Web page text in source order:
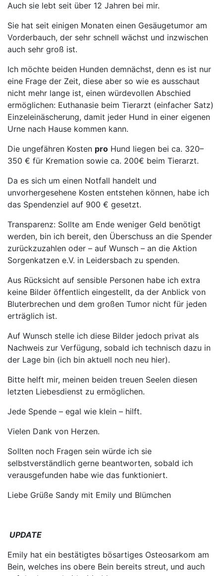
Auch sie lebt seit über 12 Jahren bei mir.
Sie hat seit einigen Monaten einen Gesäugetumor am
Vorderbauch, der sehr schnell wächst und inzwischen
auch sehr groß ist.
Ich möchte beiden Hunden demnächst, denn es ist nur
eine Frage der Zeit, diese aber so wie es ausschaut
nicht mehr lange ist, einen würdevollen Abschied
ermöglichen: Euthanasie beim Tierarzt (einfacher Satz)
Einzeleinäscherung, damit jeder Hund in einer eigenen
Urne nach Hause kommen kann.
Die ungefähren Kosten pro Hund liegen bei ca. 320–
350 € für Kremation sowie ca. 200€ beim Tierarzt.
Da es sich um einen Notfall handelt und
unvorhergesehene Kosten entstehen können, habe ich
das Spendenziel auf 900 € gesetzt.
Transparenz: Sollte am Ende weniger Geld benötigt
werden, bin ich bereit, den Überschuss an die Spender
zurückzuzahlen oder – auf Wunsch – an die Aktion
Sorgenkatzen e.V. in Leidersbach zu spenden.
Aus Rücksicht auf sensible Personen habe ich extra
keine Bilder öffentlich eingestellt, da der Anblick von
Bluterbrechen und dem großen Tumor nicht für jeden
erträglich ist.
Auf Wunsch stelle ich diese Bilder jedoch privat als
Nachweis zur Verfügung, sobald ich technisch dazu in
der Lage bin (ich bin aktuell noch neu hier).
Bitte helft mir, meinen beiden treuen Seelen diesen
letzten Liebesdienst zu ermöglichen.
Jede Spende – egal wie klein – hilft.
Vielen Dank von Herzen.
Sollten noch Fragen sein würde ich sie
selbstverständlich gerne beantworten, sobald ich
verausgefunden habe wie das funktioniert.
Liebe Grüße Sandy mit Emily und Blümchen
UPDATE
Emily hat ein bestätigtes bösartiges Osteosarkom am
Bein, welches ins obere Bein bereits streut, und auch